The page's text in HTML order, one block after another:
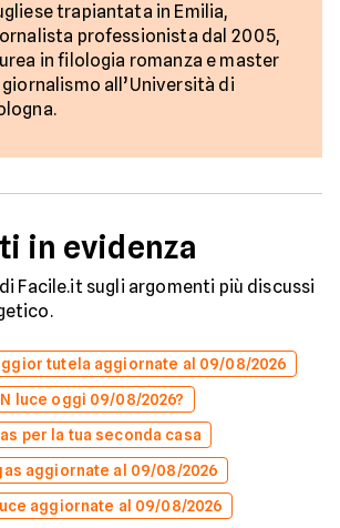
trapiantata in Emilia,
professionista dal 2005,
in filologia romanza e master
giornalismo all’Università di
in evidenza
Facile.it sugli argomenti più discussi
tutela aggiornate al 09/08/2026
luce oggi 09/08/2026?
per la tua seconda casa
aggiornate al 09/08/2026
aggiornate al 09/08/2026